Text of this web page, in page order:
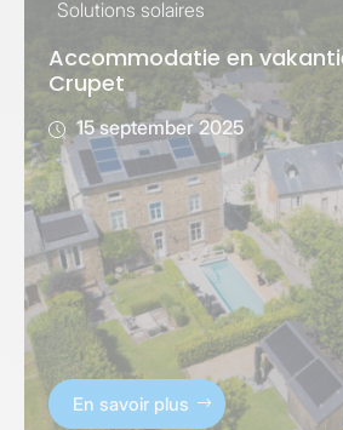
Solutions solaires
Accommodatie en
Crupet
15 september 2025
En savoir plus